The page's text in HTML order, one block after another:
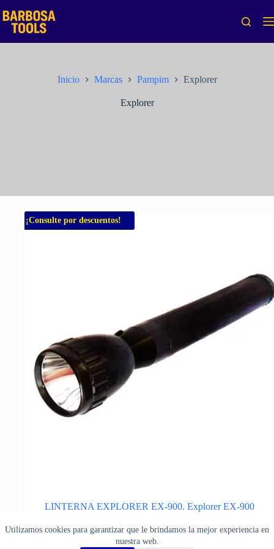
al
contenido
Utilizamos cookies para garantizar que le brindamos la mejor experiencia en
nuestra web.
Inicio Marcas Pampim Explorer
Explorer
¡Consulte por descuentos!
LINTERNA EXPLORER EX-900. Explorer EX-900
Herramientas de Mano